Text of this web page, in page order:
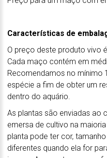
Características de
O preço deste produto vivo
Cada maço contém em
Recomendamos no mínimo
espécie a fim de obter um
dentro do aquário.
As plantas são enviadas ao
emersa de cultivo na
planta pode ter cor,
diferentes quando ela for